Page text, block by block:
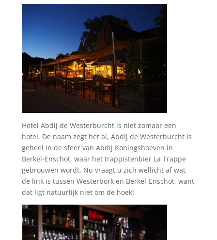
Hotel Abdij de Westerburcht is niet zomaar een
hotel. De naam zegt het al, Abdij de Westerburcht is
geheel in de sfeer van Abdij Koningshoeven in
Berkel-Enschot, waar het trappistenbier La Trappe
gebrouwen wordt. Nu vraagt u zich wellicht af wat
de link is tussen Westerbork en Berkel-Enschot, want
dat ligt natuurlijk niet om de hoek!